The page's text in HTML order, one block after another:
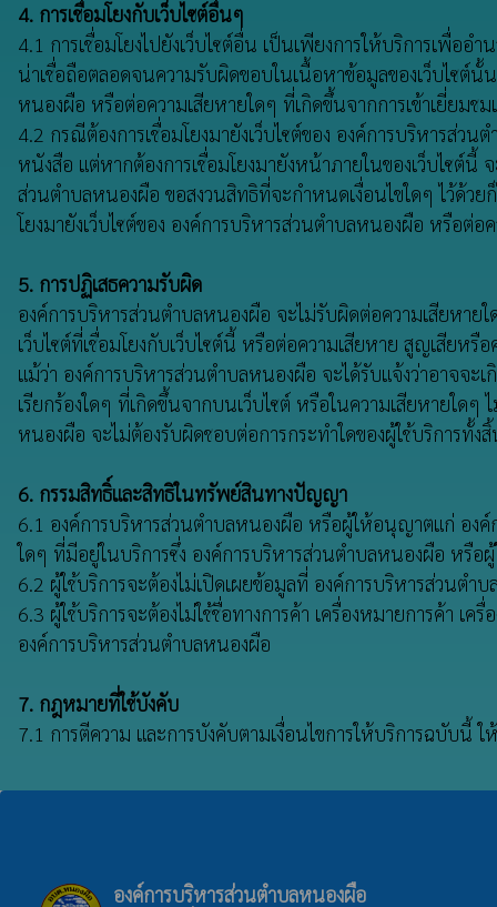
4. การเชื่อมโยงกับเว็บไซต์อื่นๆ
4.1 การเชื่อมโยงไปยังเว็บไซต์อื่น เป็นเพียงการให้บริการเพื่
น่าเชื่อถือตลอดจนความรับผิดขอบในเนื้อหาข้อมูลของเว็บไซต์นั้
หนองผือ หรือต่อความเสียหายใดๆ ที่เกิดขึ้นจากการเข้าเยี่ยมชม
4.2 กรณีต้องการเชื่อมโยงมายังเว็บไซต์ของ องค์การบริหารส่ว
หนังสือ แต่หากต้องการเชื่อมโยงมายังหน้าภายในของเว็บไซต์
ส่วนตำบลหนองผือ ขอสงวนสิทธิที่จะกำหนดเงื่อนไขใดๆ ไว้ด้วย
โยงมายังเว็บไซต์ของ องค์การบริหารส่วนตำบลหนองผือ หรือต่อ
5. การปฏิเสธความรับผิด
องค์การบริหารส่วนตำบลหนองผือ จะไม่รับผิดต่อความเสียหายใ
เว็บไซต์ที่เชื่อมโยงกับเว็บไซต์นี้ หรือต่อความเสียหาย สูญเสียห
แม้ว่า องค์การบริหารส่วนตำบลหนองผือ จะได้รับแจ้งว่าอาจจ
เรียกร้องใดๆ ที่เกิดขึ้นจากบนเว็บไซต์ หรือในความเสียหายใด
หนองผือ จะไม่ต้องรับผิดชอบต่อการกระทำใดของผู้ใช้บริการทั้ง
6. กรรมสิทธิ์และสิทธิในทรัพย์สินทางปัญญา
6.1 องค์การบริหารส่วนตำบลหนองผือ หรือผู้ให้อนุญาตแก่ อง
ใดๆ ที่มีอยู่ในบริการซึ่ง องค์การบริหารส่วนตำบลหนองผือ หรื
6.2 ผู้ใช้บริการจะต้องไม่เปิดเผยข้อมูลที่ องค์การบริหารส่วน
6.3 ผู้ใช้บริการจะต้องไม่ใช้ชื่อทางการค้า เครื่องหมายการค้า
องค์การบริหารส่วนตำบลหนองผือ
7. กฎหมายที่ใช้บังคับ
7.1 การตีความ และการบังคับตามเงื่อนไขการให้บริการฉบับนี้
องค์การบริหารส่วนตำบลหนองผือ